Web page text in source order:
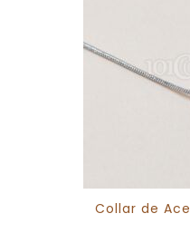
Collar de